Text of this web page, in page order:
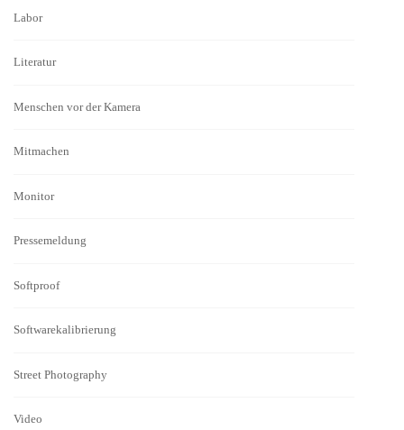
Labor
Literatur
Menschen vor der Kamera
Mitmachen
Monitor
Pressemeldung
Softproof
Softwarekalibrierung
Street Photography
Video